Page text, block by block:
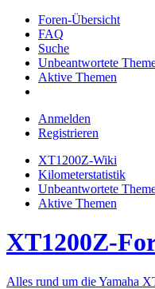
Foren-Übersicht
FAQ
Suche
Unbeantwortete
Aktive Themen
Anmelden
Registrieren
XT1200Z-Wiki
Kilometerstatistik
Unbeantwortete
Aktive Themen
XT1200Z-
Alles rund um die Yamaha